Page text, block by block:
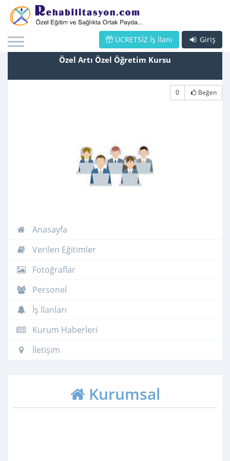
Giriş
ÜCRETSİZ İş İlanı
Özel Artı Özel Öğretim Kursu
0 Beğen
Anasayfa
Verilen Eğitimler
Fotoğraflar
Personel
İş İlanları
Kurum Haberleri
İletişim
Kurumsal